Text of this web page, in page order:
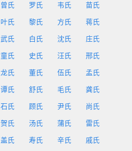
曾氏 罗氏 韦氏 苗氏
叶氏 黎氏 方氏 蒋氏
武氏 白氏 沈氏 庄氏
童氏 史氏 汪氏 邢氏
龙氏 董氏 伍氏 孟氏
谭氏 舒氏 毛氏 龚氏
石氏 顾氏 尹氏 尚氏
贺氏 汤氏 蒲氏 雷氏
盖氏 寿氏 辛氏 戚氏